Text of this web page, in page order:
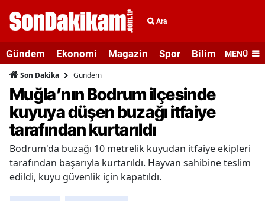
Ara
Gündem Ekonomi Magazin Spor Bilim veMENÜ
Son Dakika Gündem
Muğla’nın Bodrum ilçesinde
kuyuya düşen buzağı itfaiye
tarafından kurtarıldı
Bodrum'da buzağı 10 metrelik kuyudan itfaiye ekipleri
tarafından başarıyla kurtarıldı. Hayvan sahibine teslim
edildi, kuyu güvenlik için kapatıldı.